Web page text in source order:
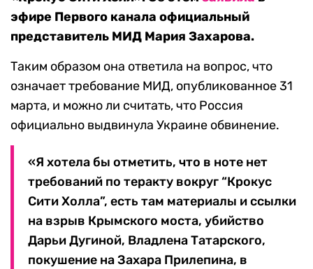
эфире Первого канала официальный
представитель МИД Мария Захарова.
Таким образом она ответила на вопрос, что
означает требование МИД, опубликованное 31
марта, и можно ли считать, что Россия
официально выдвинула Украине обвинение.
«Я хотела бы отметить, что в ноте нет
требований по теракту вокруг “Крокус
Сити Холла”, есть там материалы и ссылки
на взрыв Крымского моста, убийство
Дарьи Дугиной, Владлена Татарского,
покушение на Захара Прилепина, в